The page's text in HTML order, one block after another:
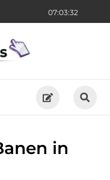
07:03:33
in